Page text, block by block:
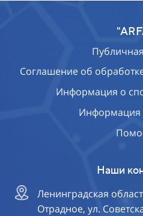
Соглашение об
Информация о
Информация
Наши
Ленинградская
Отрадное, ул.